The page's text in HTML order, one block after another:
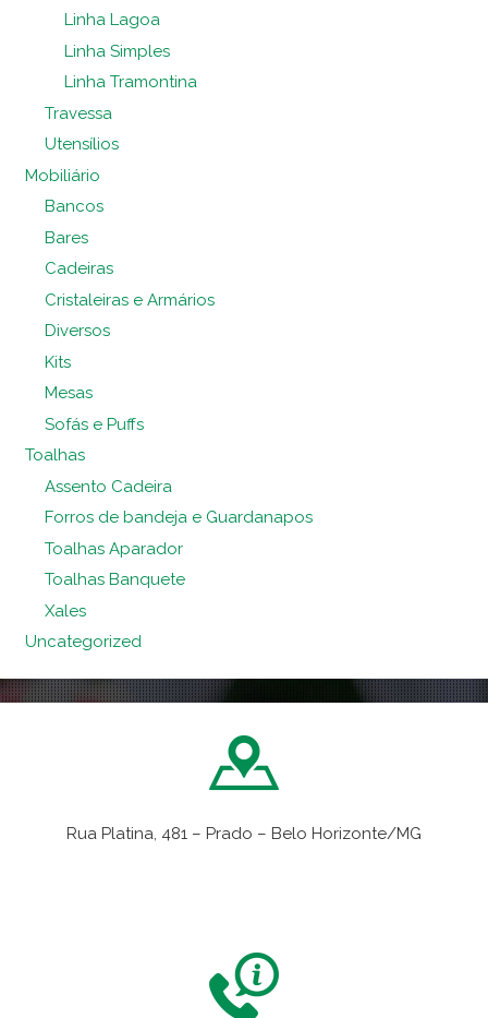
Linha Lagoa
Linha Simples
Linha Tramontina
Travessa
Utensílios
Mobiliário
Bancos
Bares
Cadeiras
Cristaleiras e Armários
Diversos
Kits
Mesas
Sofás e Puffs
Toalhas
Assento Cadeira
Forros de bandeja e Guardanapos
Toalhas Aparador
Toalhas Banquete
Xales
Uncategorized
Rua Platina, 481 – Prado – Belo Horizonte/MG